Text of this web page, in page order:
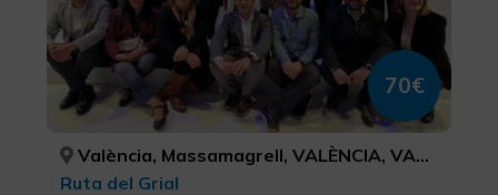
70€
València, Massamagrell, VALÈNCIA, VALÈNCIA
Ruta del Grial